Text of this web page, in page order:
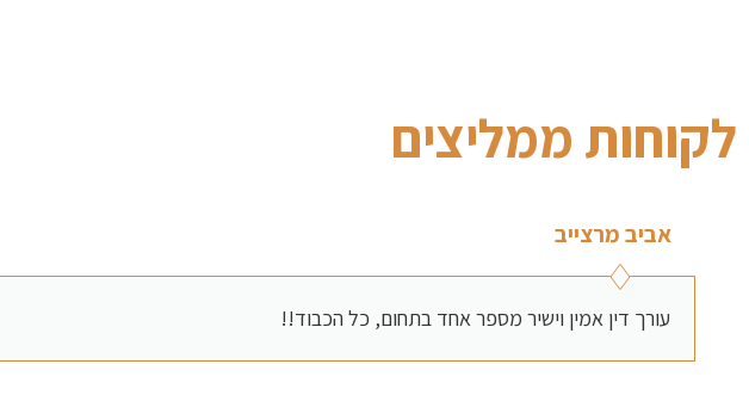
לקוחות ממליצים
עורך דין אמין וישיר מספר אחד בתחום, כל הכבוד!!
אביב מרצייב